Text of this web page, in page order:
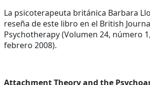
La psicoterapeuta británica Barbara
reseña de este libro en el British
Psychotherapy (Volumen 24, número
febrero 2008).
Attachment Theory and the